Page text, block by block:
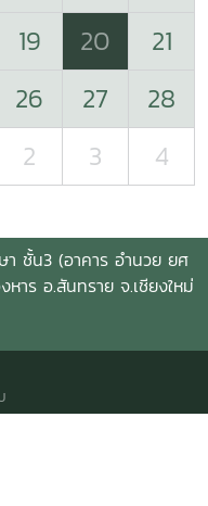
19 20
21
26 27
28
2 3 4
ชั้น3 (อาคาร อำนวย ยศ
าร อ.สันทราย จ.เชียงใหม่